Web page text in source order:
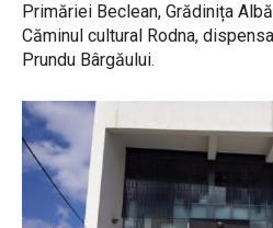
Primăriei Beclean, Grădinița
Căminul cultural Rodna,
Prundu Bârgăului.